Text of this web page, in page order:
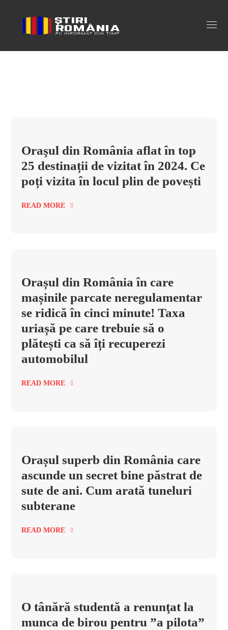
brasov Tag
Oraşul din România aflat în top
25 destinații de vizitat în 2024. Ce
poți vizita în locul plin de povești
READ MORE
Orașul din România în care
mașinile parcate neregulamentar
se ridică în cinci minute! Taxa
uriașă pe care trebuie să o
plătești ca să îți recuperezi
automobilul
READ MORE
Orașul superb din România care
ascunde un secret bine păstrat de
sute de ani. Cum arată tuneluri
subterane
READ MORE
O tânără studentă a renunţat la
munca de birou pentru ”a pilota”